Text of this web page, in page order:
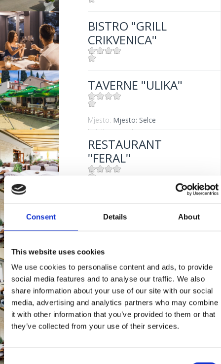
Consent Details About
This website uses cookies
We use cookies to personalise content and ads, to provide
social media features and to analyse our traffic. We also
share information about your use of our site with our social
media, advertising and analytics partners who may combine
it with other information that you’ve provided to them or that
they’ve collected from your use of their services.
Consent
BISTRO "GRILL
CRIKVENICA"
Udaljenost od mora: 10 m
TAVERNE "ULIKA"
Mjesto: Mjesto: Selce
Udaljenost od mora:
RESTAURANT
"FERAL"
Udaljenost od mora:
BISTRO "MIKA"
Mjesto:Mjesto: Crikvenica
Udaljenost od mora:
400 m
RESTAVRACIJA
"FERAL"